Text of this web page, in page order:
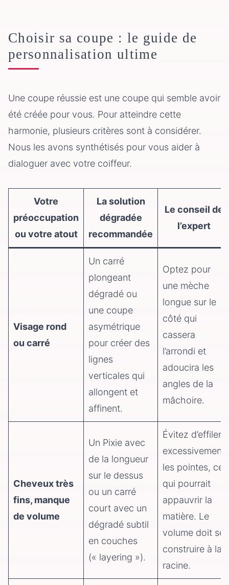
Choisir sa coupe : le guide de
personnalisation ultime
Une coupe réussie est une coupe qui semble avoir
été créée pour vous. Pour atteindre cette
harmonie, plusieurs critères sont à considérer.
Nous les avons synthétisés pour vous aider à
dialoguer avec votre coiffeur.
Votre
préoccupation
ou votre atout
La solution
dégradée
recommandée
Le conseil de
l’expert
Visage rond
ou carré
Un carré
plongeant
dégradé ou
une coupe
asymétrique
pour créer des
lignes
verticales qui
allongent et
affinent.
Optez pour
une mèche
longue sur le
côté qui
cassera
l’arrondi et
adoucira les
angles de la
mâchoire.
Cheveux très
fins, manque
de volume
Un Pixie avec
de la longueur
sur le dessus
ou un carré
court avec un
dégradé subtil
en couches
(« layering »).
Évitez d’effiler
excessivement
les pointes, ce
qui pourrait
appauvrir la
matière. Le
volume doit se
construire à la
racine.